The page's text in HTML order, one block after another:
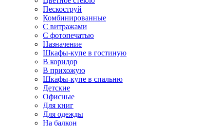
Пескоструй
Комбинированные
С витражами
С фотопечатью
Назначение
Шкафы-купе в гостиную
В коридор
В прихожую
Шкафы-купе в спальню
Детские
Офисные
Для книг
Для одежды
На балкон